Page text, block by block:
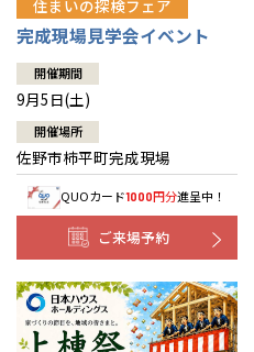
住まいの探検フェア
完成現場見学会イベント
開催期間
9月5日(土)
開催場所
佐野市柿平町完成現場
QUOカード1000円分進呈中！
ご来場予約